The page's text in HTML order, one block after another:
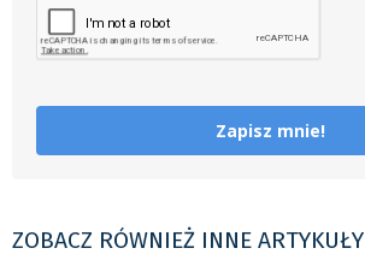
Zapisz mnie!
ZOBACZ RÓWNIEŻ INNE ARTYKUŁY